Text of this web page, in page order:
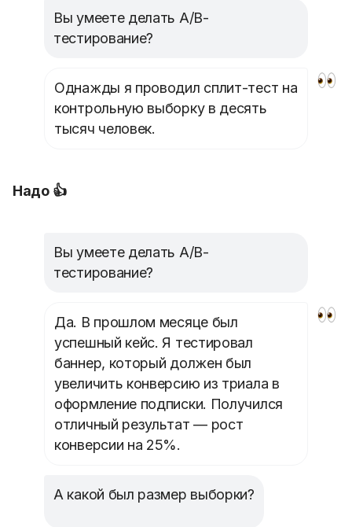
Вы умеете делать A/B-
тестирование?
Однажды я проводил сплит-тест на
контрольную выборку в десять
тысяч человек.
Надо 👍
Вы умеете делать A/B-
тестирование?
Да. В прошлом месяце был
успешный кейс. Я тестировал
баннер, который должен был
увеличить конверсию из триала в
оформление подписки. Получился
отличный результат — рост
конверсии на 25%.
А какой был размер выборки?